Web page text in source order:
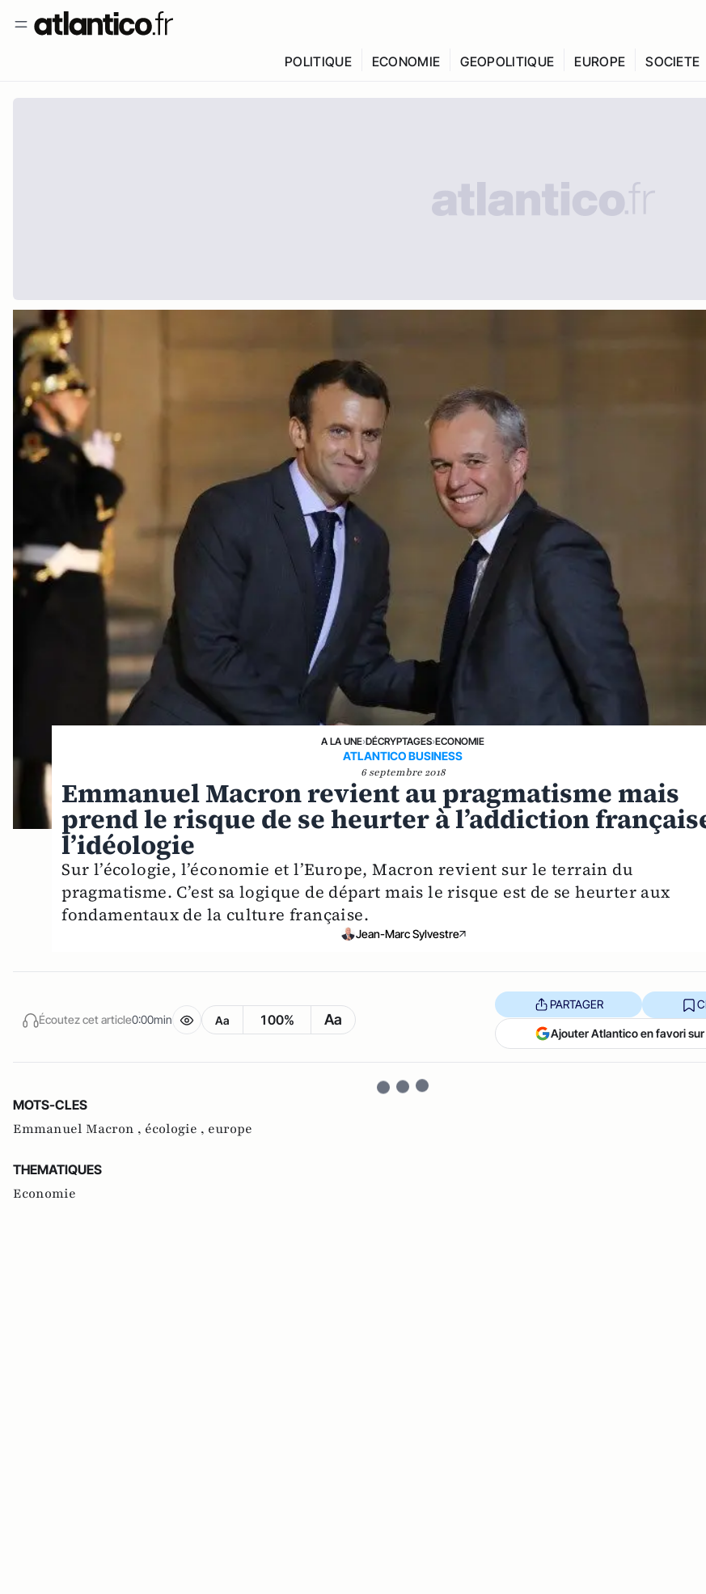
POLITIQUE ECONOMIE GEOPOLITIQUE EUROPE SOCIETE
A LA UNE›DÉCRYPTAGES›ECONOMIE
ATLANTICO BUSINESS
6 septembre 2018
Emmanuel Macron revient au pragmatisme mais
prend le risque de se heurter à l’addiction
l’idéologie
Sur l’écologie, l’économie et l’Europe, Macron revient sur le terrain du
pragmatisme. C’est sa logique de départ mais le risque est de se heurter aux
fondamentaux de la culture française.
Jean-Marc Sylvestre
Écoutez cet article0:00min Aa 100% Aa
PARTAGER
Ajouter Atlantico en favori sur
MOTS-CLES
Emmanuel Macron , écologie , europe
THEMATIQUES
Economie